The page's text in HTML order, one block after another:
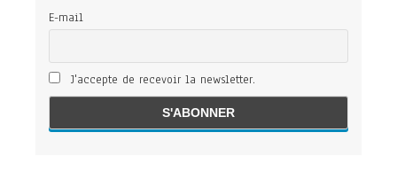
E-mail
J'accepte de recevoir la newsletter.